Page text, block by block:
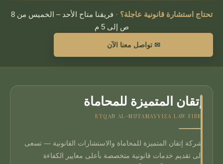
تحتاج استشارة قانونية عاجلة؟ ·
فريقنا متاح الأحد – الخميس من 8
ص إلى 5 م
✉ تواصل معنا الآن
إتقان المتميزة للمحاماة
ETQAN AL-MUTAMAYYIZA LAW FIRM
شركة إتقان المتميزة للمحاماة والاستشارات القانونية — تسعى
إلى تقديم خدمات قانونية متخصصة بأعلى معايير الكفاءة